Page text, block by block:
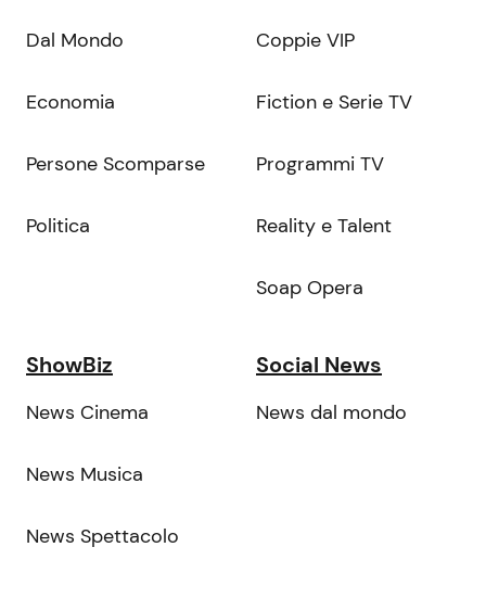
Dal Mondo
Economia
Persone Scomparse
Politica
Coppie VIP
Fiction e Serie TV
Programmi TV
Reality e Talent
Soap Opera
ShowBiz
News Cinema
News Musica
News Spettacolo
Social News
News dal mondo